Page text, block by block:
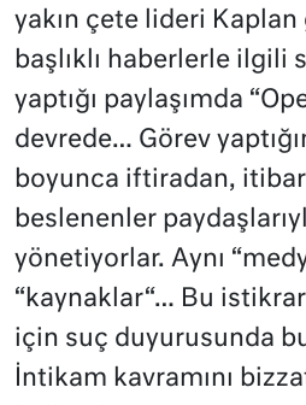
yakın çete lideri Kaplan
başlıklı haberlerle ilgili
yaptığı paylaşımda
devrede… Görev
boyunca iftiradan,
beslenenler
yönetiyorlar. Aynı
“kaynaklar“… Bu
için suç duyurusunda
İntikam kavramını